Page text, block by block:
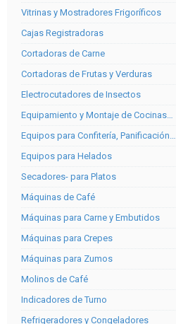
Vitrinas y Mostradores Frigoríficos
Cajas Registradoras
Cortadoras de Carne
Cortadoras de Frutas y Verduras
Electrocutadores de Insectos
Equipamiento y Montaje de Cocinas…
Equipos para Confitería, Panificación…
Equipos para Helados
Secadores- para Platos
Máquinas de Café
Máquinas para Carne y Embutidos
Máquinas para Crepes
Máquinas para Zumos
Molinos de Café
Indicadores de Turno
Refrigeradores y Congeladores